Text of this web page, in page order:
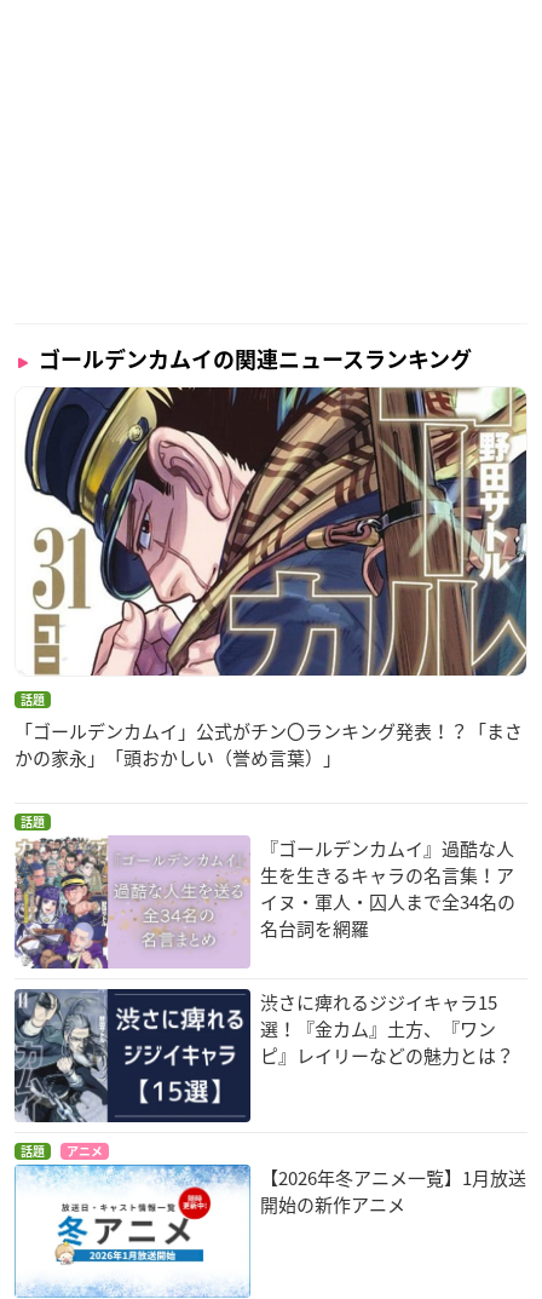
≪キャスト≫
杉元佐一:小林親弘
アシ(リ)パ:白石晴香
白石由竹:伊藤健太郎
鶴見中尉:大塚芳忠
土方歳三:中田譲治
尾形百之助:津田健次郎
谷垣源次郎:細谷佳正
牛山辰馬:乃村健次
永倉新八:菅生隆之
家永カノ:大原さやか
キロランケ:てらそままさき
インカ(ラ)マッ:能登麻美子
二階堂浩平:杉田智和
月島軍曹:竹本英史
ほか
※発売日、仕様、特典、内容は都合により予告なく変更する場
合がございます。
ゴールデンカムイの関連ニュースランキング
話題
「ゴールデンカムイ」公式がチン〇ランキング発表！？「まさ
かの家永」「頭おかしい（誉め言葉）」
話題
『ゴールデンカムイ』過酷な人
生を生きるキャラの名言集！ア
イヌ・軍人・囚人まで全34名の
名台詞を網羅
渋さに痺れるジジイキャラ15
選！『金カム』土方、『ワン
ピ』レイリーなどの魅力とは？
話題 アニメ
【2026年冬アニメ一覧】1月放送
開始の新作アニメ